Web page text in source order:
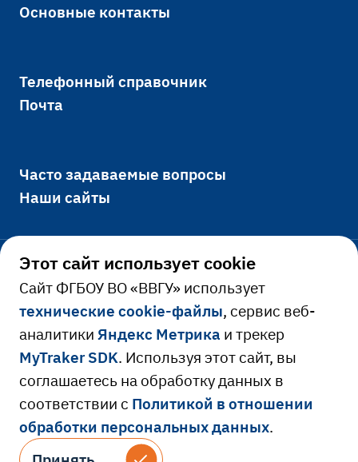
Основные контакты
Телефонный справочник
Почта
Часто задаваемые вопросы
Наши сайты
Официально
Сведения об образовательной
организации
Сведения о доходах руководителя
Противодействие коррупции
Противодействие идеологии терроризма
Ресурсы и сервисы
Расписание занятий
Портфолио преподавателя
Библиотека
© 2026 Владивостокский государственный
Версия для слабовидящих
Этот сайт использует cookie
Cайт ФГБОУ ВО «ВВГУ» использует
технические cookie-файлы, сервис веб-
аналитикиЯндекс Метрика и трекер
MyTraker SDK. Используя этот сайт, вы
соглашаетесь на обработку данных в
соответствии с Политикой в отношении
обработки персональных данных.